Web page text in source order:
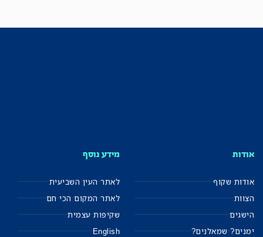
אודות
אודות שקוף
הצוות
הישגים
ימנים? שמאלנים?
מידע נוסף
לאתר העין השביעית
לאתר המקום הכי חם
שקיפות עצמית
English